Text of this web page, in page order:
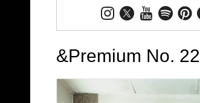
&Premium No. 22